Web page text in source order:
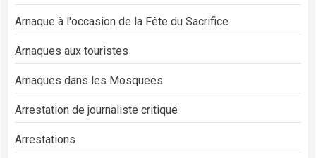
Arnaque à l'occasion de la Fête du Sacrifice
Arnaques aux touristes
Arnaques dans les Mosquees
Arrestation de journaliste critique
Arrestations